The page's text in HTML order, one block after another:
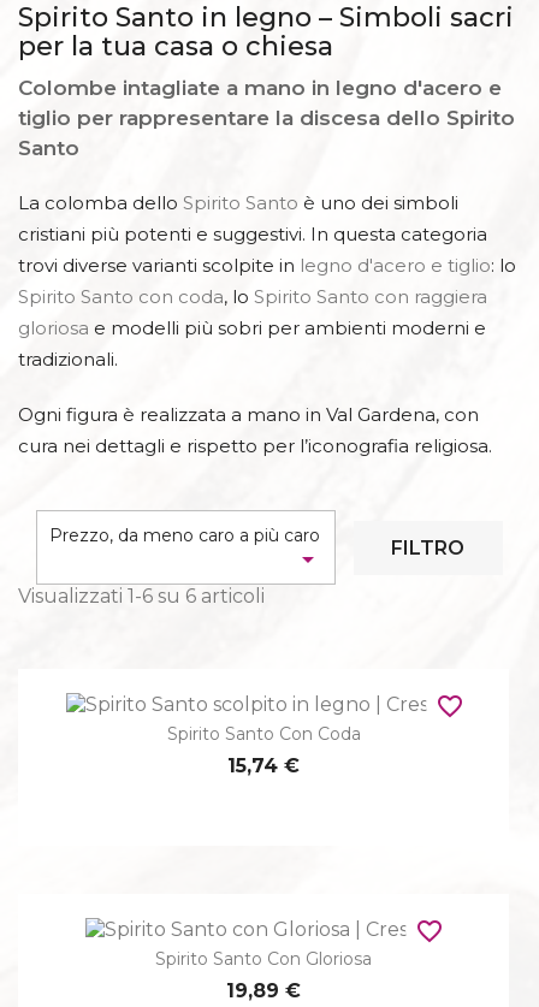
Spirito Santo in legno – Simboli sacri
per la tua casa o chiesa
Colombe intagliate a mano in legno d'acero e
tiglio per rappresentare la discesa dello Spirito
Santo
La colomba dello Spirito Santo è uno dei simboli
cristiani più potenti e suggestivi. In questa categoria
trovi diverse varianti scolpite in legno d'acero e tiglio: lo
Spirito Santo con coda, lo Spirito Santo con raggiera
gloriosa e modelli più sobri per ambienti moderni e
tradizionali.
Ogni figura è realizzata a mano in Val Gardena, con
cura nei dettagli e rispetto per l’iconografia religiosa.
Prezzo, da meno caro a più caro
 FILTRO
Visualizzati 1-6 su 6 articoli
Spirito Santo Con Coda
15,74 €
favorite_border
Spirito Santo Con Gloriosa
19,89 €
favorite_border